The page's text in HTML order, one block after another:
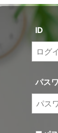
ID
パス